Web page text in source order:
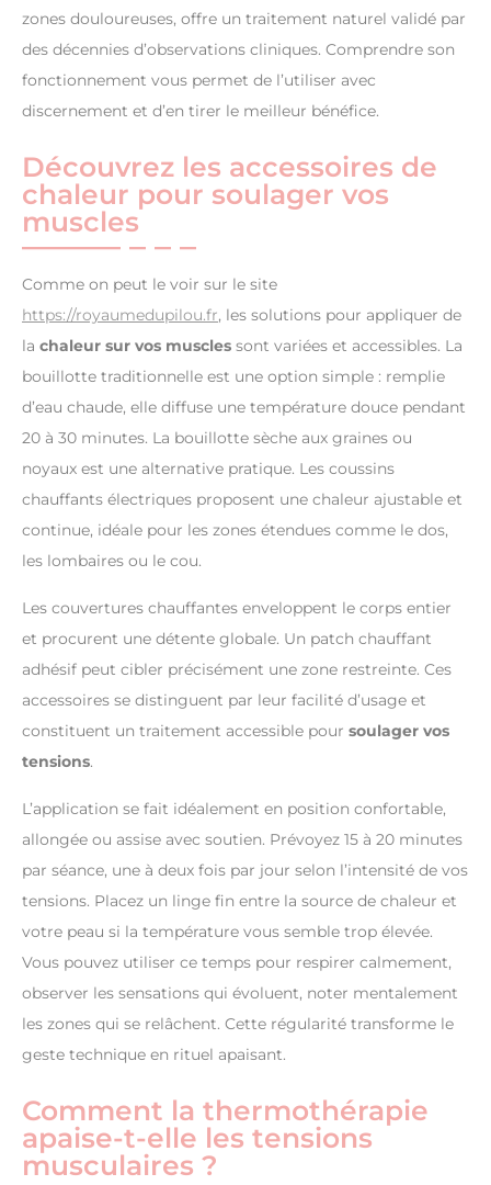
zones douloureuses, offre un traitement naturel validé par
des décennies d’observations cliniques. Comprendre son
fonctionnement vous permet de l’utiliser avec
discernement et d’en tirer le meilleur bénéfice.
Découvrez les accessoires de
chaleur pour soulager vos
muscles
Comme on peut le voir sur le site
https://royaumedupilou.fr, les solutions pour appliquer de
la chaleur sur vos muscles sont variées et accessibles. La
bouillotte traditionnelle est une option simple : remplie
d’eau chaude, elle diffuse une température douce pendant
20 à 30 minutes. La bouillotte sèche aux graines ou
noyaux est une alternative pratique. Les coussins
chauffants électriques proposent une chaleur ajustable et
continue, idéale pour les zones étendues comme le dos,
les lombaires ou le cou.
Les couvertures chauffantes enveloppent le corps entier
et procurent une détente globale. Un patch chauffant
adhésif peut cibler précisément une zone restreinte. Ces
accessoires se distinguent par leur facilité d’usage et
constituent un traitement accessible pour soulager vos
tensions.
L’application se fait idéalement en position confortable,
allongée ou assise avec soutien. Prévoyez 15 à 20 minutes
par séance, une à deux fois par jour selon l’intensité de vos
tensions. Placez un linge fin entre la source de chaleur et
votre peau si la température vous semble trop élevée.
Vous pouvez utiliser ce temps pour respirer calmement,
observer les sensations qui évoluent, noter mentalement
les zones qui se relâchent. Cette régularité transforme le
geste technique en rituel apaisant.
Comment la thermothérapie
apaise-t-elle les tensions
musculaires ?